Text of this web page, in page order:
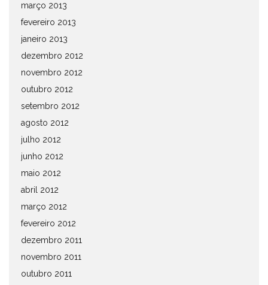
março 2013
fevereiro 2013
janeiro 2013
dezembro 2012
novembro 2012
outubro 2012
setembro 2012
agosto 2012
julho 2012
junho 2012
maio 2012
abril 2012
março 2012
fevereiro 2012
dezembro 2011
novembro 2011
outubro 2011